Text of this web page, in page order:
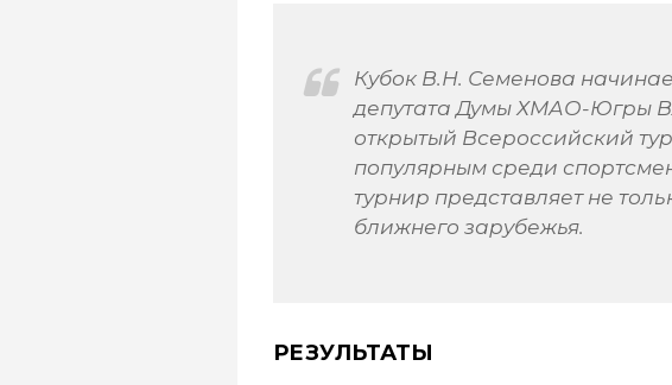
Кубок В.Н. Семенова
депутата Думы ХМАО-Югры
открытый Всероссийский
популярным среди
турнир представляет не
ближнего зарубежья.
РЕЗУЛЬТАТЫ